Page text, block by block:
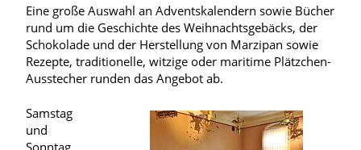
Eine große Auswahl an Adventskalendern sowie Bücher
rund um die Geschichte des Weihnachtsgebäcks, der
Schokolade und der Herstellung von Marzipan sowie
Rezepte, traditionelle, witzige oder maritime Plätzchen-
Ausstecher runden das Angebot ab.
Samstag
und